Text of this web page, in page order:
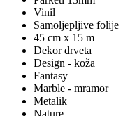
Vinil
Samoljepljive folije
45 cm x 15 m
Dekor drveta
Design - koža
Fantasy
Marble - mramor
Metalik
Nature